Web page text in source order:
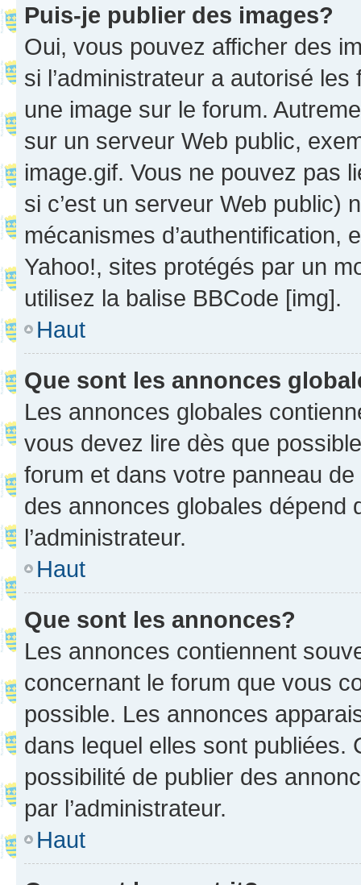
Puis-je publier des images?
Oui, vous pouvez afficher des
si l’administrateur a autorisé
une image sur le forum.
sur un serveur Web public,
image.gif. Vous ne pouvez pas
si c’est un serveur Web public)
mécanismes d’authentification,
Yahoo!, sites protégés par un
utilisez la balise BBCode [img].
Haut
Que sont les annonces
Les annonces globales
vous devez lire dès que
forum et dans votre panneau
des annonces globales dépend
l’administrateur.
Haut
Que sont les annonces?
Les annonces contiennent
concernant le forum que vous
possible. Les annonces
dans lequel elles sont publiées.
possibilité de publier des
par l’administrateur.
Haut